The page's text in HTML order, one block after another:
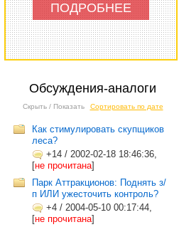
ПОДРОБНЕЕ
Обсуждения-аналоги
Скрыть / Показать Сортировать по дате
Как стимулировать скупщиков
леса?
+14 / 2002-02-18 18:46:36,
[не прочитана]
Парк Аттракционов: Поднять з/
п ИЛИ ужесточить контроль?
+4 / 2004-05-10 00:17:44,
[не прочитана]